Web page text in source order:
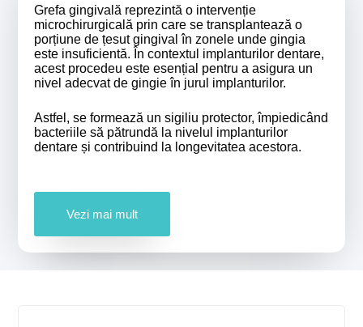
Grefa gingivală reprezintă o intervenție
microchirurgicală prin care se transplantează o
porțiune de țesut gingival în zonele unde gingia
este insuficientă. În contextul implanturilor dentare,
acest procedeu este esențial pentru a asigura un
nivel adecvat de gingie în jurul implanturilor.
Astfel, se formează un sigiliu protector, împiedicând
bacteriile să pătrundă la nivelul implanturilor
dentare și contribuind la longevitatea acestora.
Vezi mai mult